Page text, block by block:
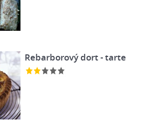
Rebarborový dort - tarte